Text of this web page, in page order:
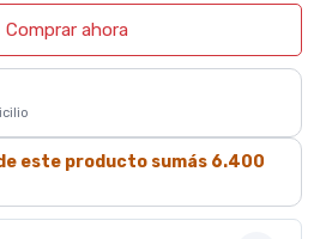
Comprar ahora
este producto sumás 6.400